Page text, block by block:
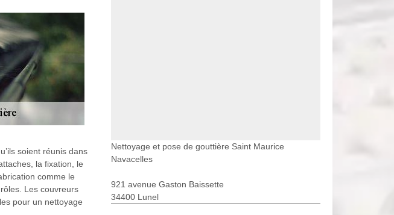
soient réunis dans
la fixation, le
comme le
Les couvreurs
pour un nettoyage
Nettoyage et pose de gouttière Saint Maurice
Navacelles
921 avenue Gaston Baissette
34400 Lunel